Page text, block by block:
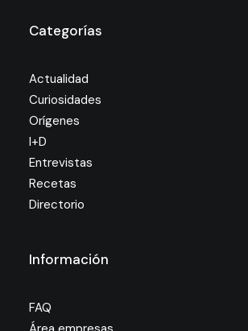
Categorías
Actualidad
Curiosidades
Orígenes
I+D
Entrevistas
Recetas
Directorio
Información
FAQ